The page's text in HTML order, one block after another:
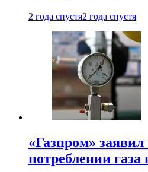
2 года спустя2 года спустя
«Газпром»
потреблении газа